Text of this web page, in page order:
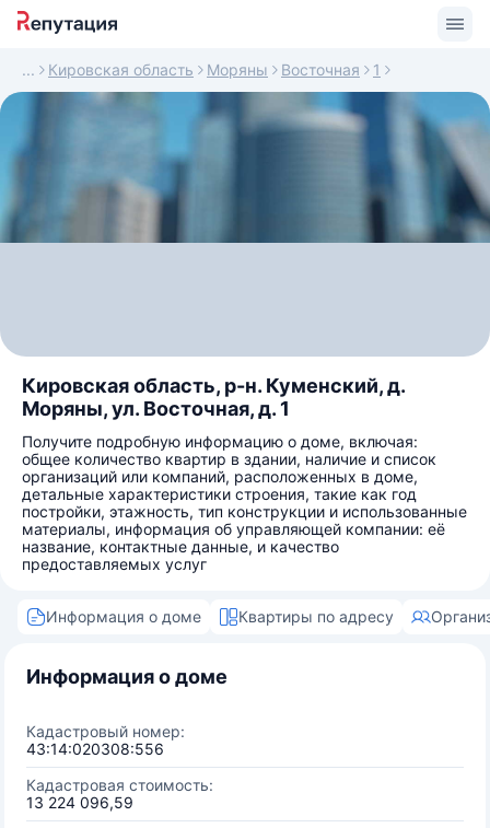
Кировская область Моряны Восточная 1
Кировская область, р-н. Куменский, д.
Моряны, ул. Восточная, д. 1
Получите подробную информацию о доме, включая:
общее количество квартир в здании, наличие и список
организаций или компаний, расположенных в доме,
детальные характеристики строения, такие как год
постройки, этажность, тип конструкции и использованные
материалы, информация об управляющей компании: её
название, контактные данные, и качество
предоставляемых услуг
Информация о доме Квартиры по адресу
Информация о доме
Кадастровый номер:
43:14:020308:556
Кадастровая стоимость:
13 224 096,59